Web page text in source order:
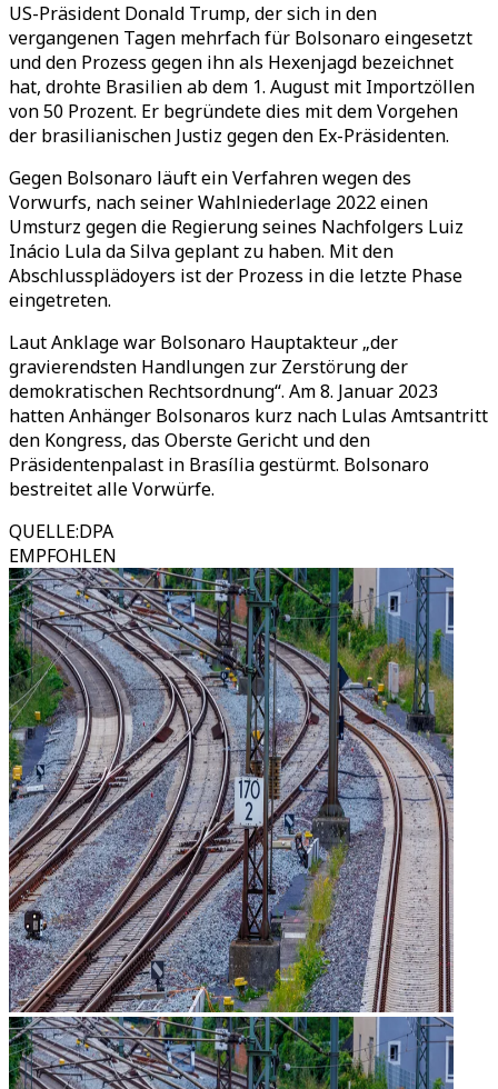
US-Präsident Donald Trump, der sich in den
vergangenen Tagen mehrfach für Bolsonaro eingesetzt
und den Prozess gegen ihn als Hexenjagd bezeichnet
hat, drohte Brasilien ab dem 1. August mit Importzöllen
von 50 Prozent. Er begründete dies mit dem Vorgehen
der brasilianischen Justiz gegen den Ex-Präsidenten.
Gegen Bolsonaro läuft ein Verfahren wegen des
Vorwurfs, nach seiner Wahlniederlage 2022 einen
Umsturz gegen die Regierung seines Nachfolgers Luiz
Inácio Lula da Silva geplant zu haben. Mit den
Abschlussplädoyers ist der Prozess in die letzte Phase
eingetreten.
Laut Anklage war Bolsonaro Hauptakteur „der
gravierendsten Handlungen zur Zerstörung der
demokratischen Rechtsordnung“. Am 8. Januar 2023
hatten Anhänger Bolsonaros kurz nach Lulas Amtsantritt
den Kongress, das Oberste Gericht und den
Präsidentenpalast in Brasília gestürmt. Bolsonaro
bestreitet alle Vorwürfe.
QUELLE:DPA
EMPFOHLEN